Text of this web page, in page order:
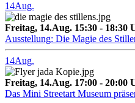
14Aug.
Freitag, 14.Aug. 15:30 - 18:30
Ausstellung: Die Magie des
14Aug.
Freitag, 14.Aug. 17:00 - 20:00
Das Mini Streetart Museum